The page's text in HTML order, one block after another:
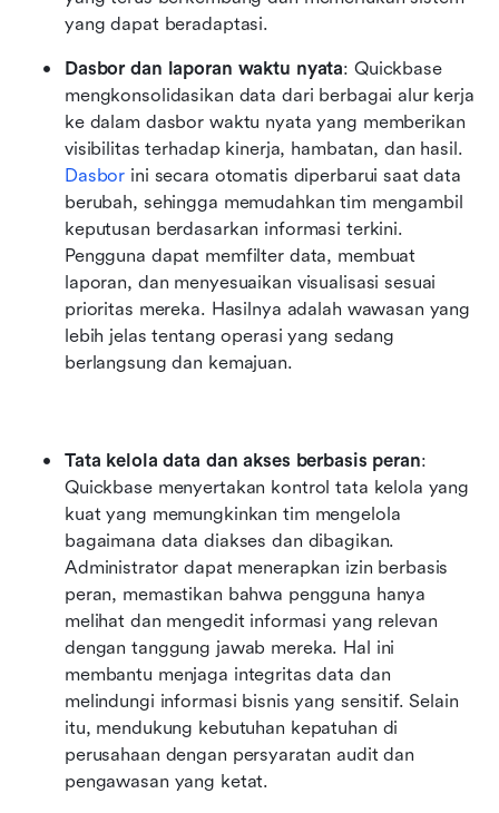
yang dapat beradaptasi.
Dasbor dan laporan waktu nyata: Quickbase
mengkonsolidasikan data dari berbagai alur kerja
ke dalam dasbor waktu nyata yang memberikan
Dasbor ini secara otomatis diperbarui saat data
berubah, sehingga memudahkan tim mengambil
keputusan berdasarkan informasi terkini.
Pengguna dapat memfilter data, membuat
laporan, dan menyesuaikan visualisasi sesuai
prioritas mereka. Hasilnya adalah wawasan yang
lebih jelas tentang operasi yang sedang
berlangsung dan kemajuan.
Tata kelola data dan akses berbasis peran:
Quickbase menyertakan kontrol tata kelola yang
kuat yang memungkinkan tim mengelola
bagaimana data diakses dan dibagikan.
Administrator dapat menerapkan izin berbasis
peran, memastikan bahwa pengguna hanya
melihat dan mengedit informasi yang relevan
dengan tanggung jawab mereka. Hal ini
membantu menjaga integritas data dan
melindungi informasi bisnis yang sensitif. Selain
itu, mendukung kebutuhan kepatuhan di
perusahaan dengan persyaratan audit dan
pengawasan yang ketat.